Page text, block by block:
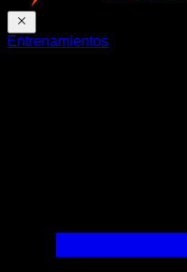
Entrenamientos